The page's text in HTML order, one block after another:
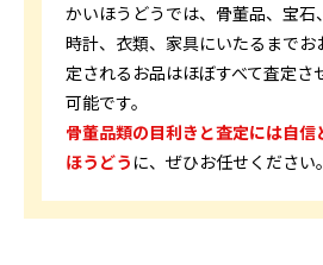
かいほうどうでは、骨董品、宝石
時計、衣類、家具にいたるまでお
定されるお品はほぼすべて査定さ
可能です。
骨董品類の目利きと査定には自信
ほうどう に、ぜひお任せください。